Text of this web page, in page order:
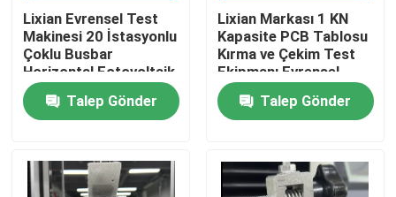
Ev
VR Gösterisi
Lixian Evrensel Test
Makinesi 20 İstasyonlu
Çoklu Busbar
Horizontal Fotovoltaik
Kaynak Teyp Peeling
Force Testing
Machine Equipment
Talep Gönder
Lixian Markası 1 KN
Kapasite PCB Tablosu
Kırma ve Çekim Test
Ekipmanı Evrensel
Test Makinesi
Talep Gönder